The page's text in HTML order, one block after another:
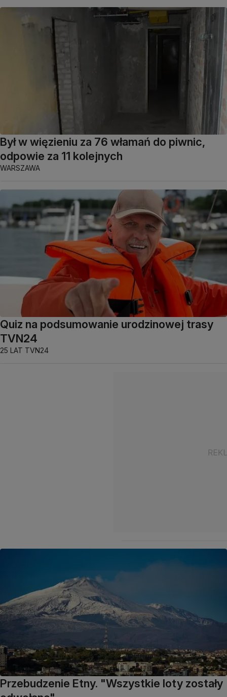
Był w więzieniu za 76 włamań do piwnic,
odpowie za 11 kolejnych
WARSZAWA
Quiz na podsumowanie urodzinowej trasy
TVN24
25 LAT TVN24
Przebudzenie Etny. "Wszystkie loty zostały